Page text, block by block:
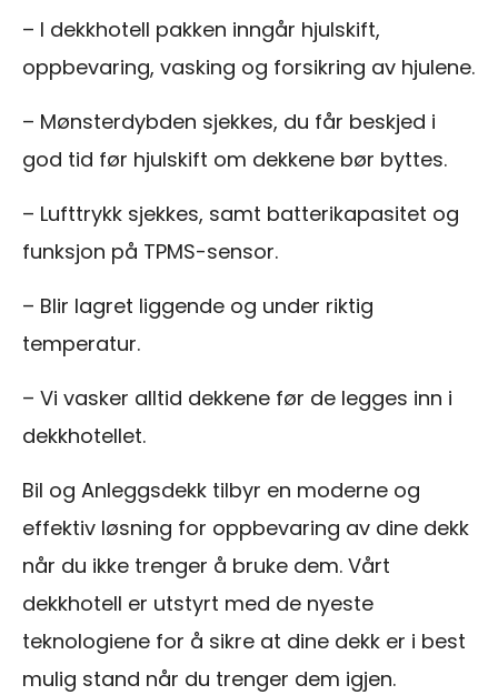
– I dekkhotell pakken inngår hjulskift,
oppbevaring, vasking og forsikring av hjulene.
– Mønsterdybden sjekkes, du får beskjed i
god tid før hjulskift om dekkene bør byttes.
– Lufttrykk sjekkes, samt batterikapasitet og
funksjon på TPMS-sensor.
– Blir lagret liggende og under riktig
temperatur.
– Vi vasker alltid dekkene før de legges inn i
dekkhotellet.
Bil og Anleggsdekk tilbyr en moderne og
effektiv løsning for oppbevaring av dine dekk
når du ikke trenger å bruke dem. Vårt
dekkhotell er utstyrt med de nyeste
teknologiene for å sikre at dine dekk er i best
mulig stand når du trenger dem igjen.